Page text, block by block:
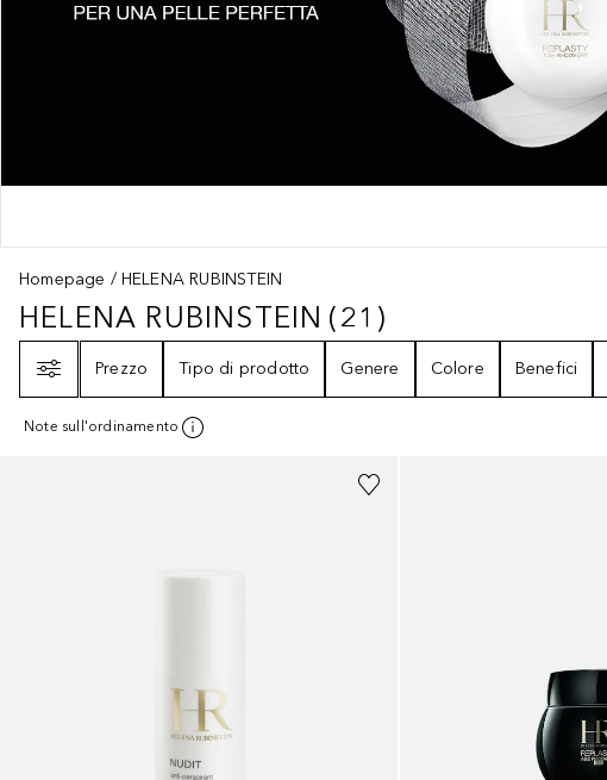
Homepage HELENA RUBINSTEIN
HELENA RUBINSTEIN21RISULTATI
HELENA RUBINSTEIN (21 )
Prezzo
Tipo di prodotto Genere Colore Benefici
Note sull'ordinamento